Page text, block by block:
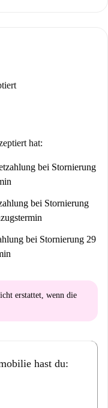
Plaza de la Luna und
Madrids und genießen
hat:
bei Stornierung
bei Stornierung
bei Stornierung 29
erstattet, wenn die
hast du: